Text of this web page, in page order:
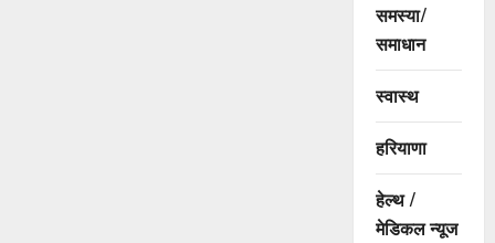
समस्या/
समाधान
स्वास्थ
हरियाणा
हेल्थ /
मेडिकल न्यूज